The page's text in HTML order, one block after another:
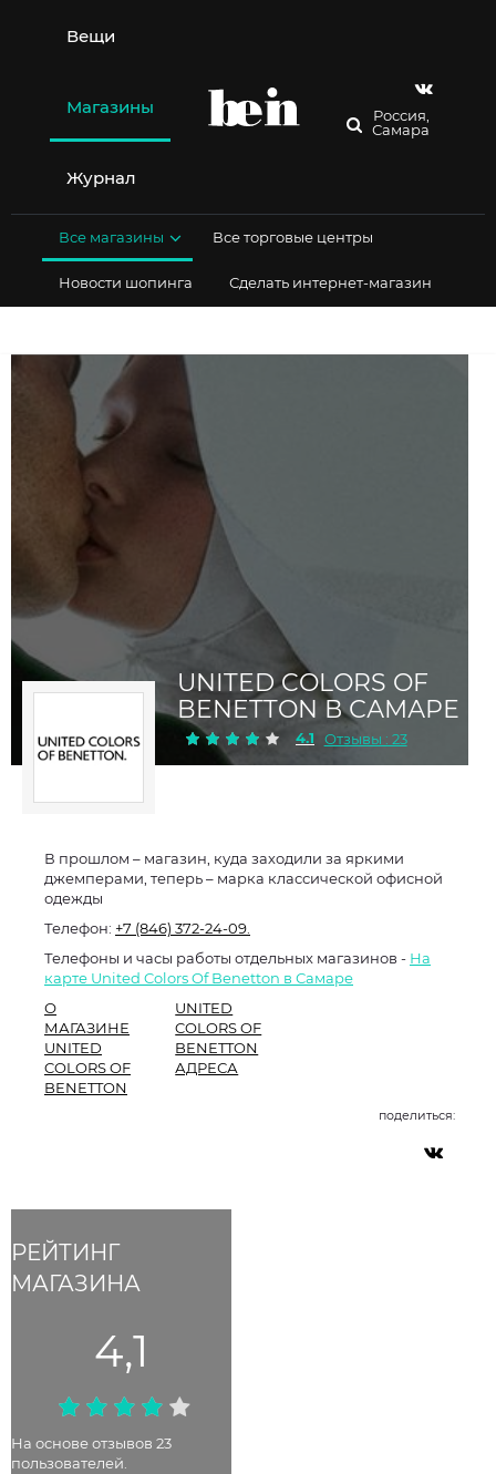
содержимому
Вещи
Магазины
Журнал
Россия,
Самара
Все магазины Все торговые центры
Новости шопинга Сделать интернет-магазин
UNITED COLORS OF
BENETTON В САМАРЕ
4.1 Отзывы : 23
РЕЙТИНГ
МАГАЗИНА
4,1
На основе отзывов 23
пользователей.
В прошлом – магазин, куда заходили за яркими
джемперами, теперь – марка классической офисной
одежды
Телефон: +7 (846) 372-24-09.
Телефоны и часы работы отдельных магазинов - На
карте United Colors Of Benetton в Самаре
О
МАГАЗИНЕ
UNITED
COLORS OF
BENETTON
UNITED
COLORS OF
BENETTON
АДРЕСА
поделиться: